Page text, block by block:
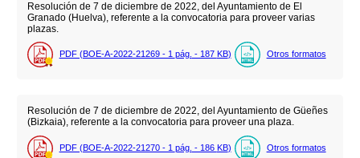
Resolución de 7 de diciembre de 2022, del Ayuntamiento de El
Granado (Huelva), referente a la convocatoria para proveer varias
plazas.
PDF (BOE-A-2022-21269 - 1 pág. - 187 KB) Otros formatos
Resolución de 7 de diciembre de 2022, del Ayuntamiento de Güeñes
(Bizkaia), referente a la convocatoria para proveer una plaza.
PDF (BOE-A-2022-21270 - 1 pág. - 186 KB) Otros formatos